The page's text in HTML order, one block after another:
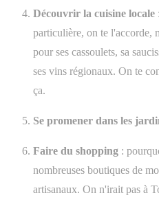
Découvrir la cuisine locale
particulière, on te l'accorde,
pour ses cassoulets, sa
ses vins régionaux. On te
ça.
Se promener dans les
Faire du shopping :
nombreuses boutiques de
artisanaux. On n'irait pas à